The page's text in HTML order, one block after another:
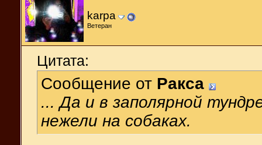
karpa
Ветеран
Цитата:
Сообщение от Ракса
... Да и в заполярной
нежели на собаках.